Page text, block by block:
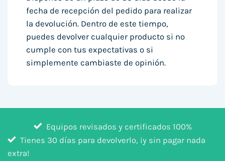
fecha de recepción del pedido para realizar
la devolución. Dentro de este tiempo,
puedes devolver cualquier producto si no
cumple con tus expectativas o si
simplemente cambiaste de opinión.
Equipos revisados y certificados 100%
Tienes 30 días para devolverlo, ¡y sin pagar nada
extra!